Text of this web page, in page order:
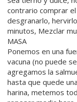
contrario comprar
desgranarlo,
minutos, Mezclar
MASA
Ponemos en una
vacuna (no puede
agregamos la
hasta que quede
harina, metemos